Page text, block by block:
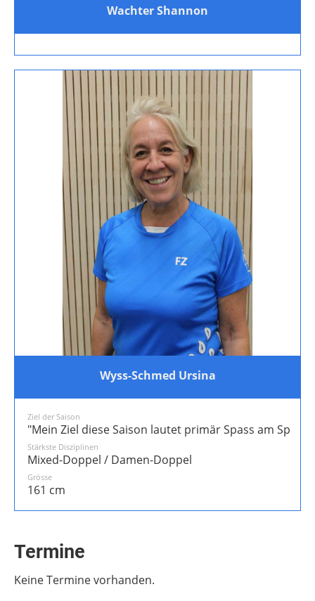
Wachter Shannon
Wyss-Schmed Ursina
Ziel der Saison
"Mein Ziel diese Saison lautet primär Spass am Spiel
Stärkste Disziplinen
Mixed-Doppel / Damen-Doppel
Grösse
161 cm
Termine
Keine Termine vorhanden.